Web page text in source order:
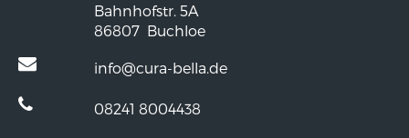
Bahnhofstr. 5A
86807 Buchloe
info@cura-bella.de
08241 8004438